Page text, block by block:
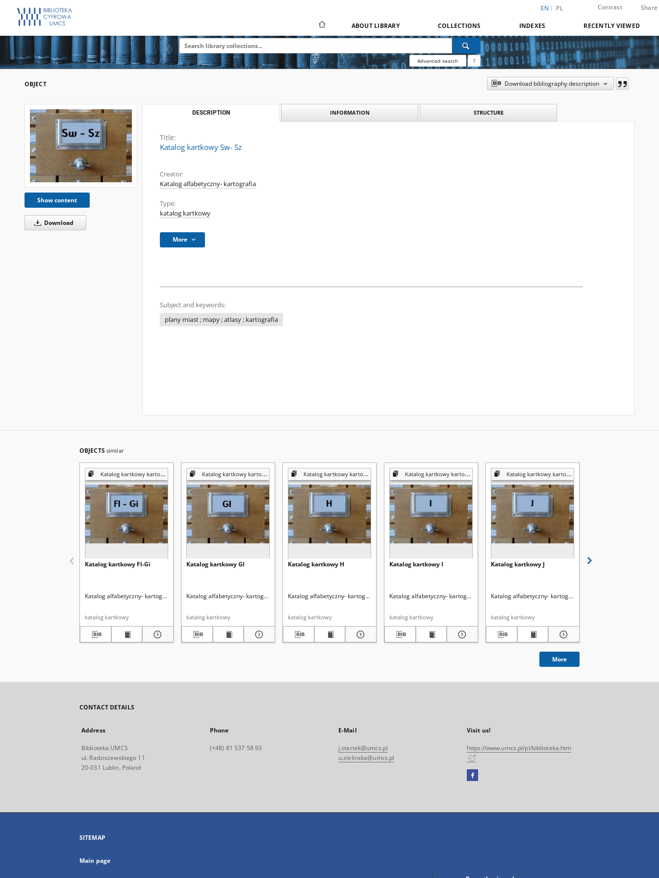
EN PL Contrast Share
ABOUT LIBRARY COLLECTIONS INDEXES RECENTLY VIEWED
Advanced search ?
OBJECT Download bibliography description
Show content
Download
DESCRIPTION INFORMATION STRUCTURE
Title:
Katalog kartkowy Sw- Sz
Creator:
Katalog alfabetyczny- kartografia
Type:
katalog kartkowy
More
Subject and keywords:
plany miast ; mapy ; atlasy ; kartografia
OBJECTS similar
Katalog kartkowy kartografia
Katalog kartkowy Fl-Gi
Katalog alfabetyczny- kartografia
katalog kartkowy
Katalog kartkowy kartografia
Katalog kartkowy Gl
Katalog alfabetyczny- kartografia
katalog kartkowy
Katalog kartkowy kartografia
Katalog kartkowy H
Katalog alfabetyczny- kartografia
katalog kartkowy
Katalog kartkowy kartografia
Katalog kartkowy I
Katalog alfabetyczny- kartografia
katalog kartkowy
Katalog kartkowy kartografia
Katalog kartkowy J
Katalog alfabetyczny- kartografia
katalog kartkowy
More
CONTACT DETAILS
Address
Biblioteka UMCS
ul. Radziszewskiego 11
20-031 Lublin, Poland
Phone
(+48) 81 537 58 93
E-Mail
j.startek@umcs.pl
u.zielinska@umcs.pl
Visit us!
https://www.umcs.pl/pl/biblioteka.htm
Facebook
open
SITEMAP
Main page